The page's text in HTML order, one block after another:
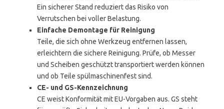
Ein sicherer Stand reduziert das Risiko von
Verrutschen bei voller Belastung.
Einfache Demontage für Reinigung
Teile, die sich ohne Werkzeug entfernen lassen,
erleichtern die sichere Reinigung. Prüfe, ob Messer
und Scheiben geschützt transportiert werden können
und ob Teile spülmaschinenfest sind.
CE- und GS-Kennzeichnung
CE weist Konformität mit EU-Vorgaben aus. GS steht